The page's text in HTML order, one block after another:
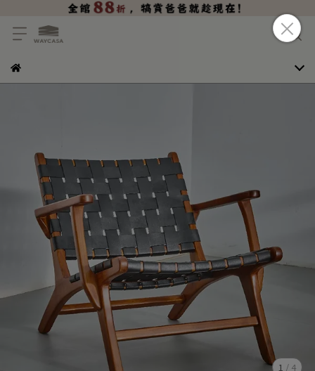
1 / 4